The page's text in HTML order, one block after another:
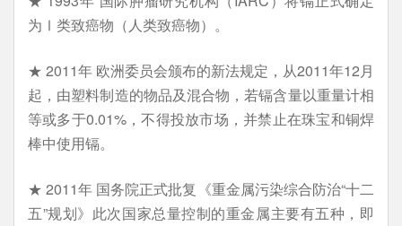
为Ⅰ类致癌物（人类致癌物）。
★ 2011年 欧洲委员会颁布的新法规定，从2011年12月
起，由塑料制造的物品及混合物，若镉含量以重量计相
等或多于0.01%，不得投放市场，并禁止在珠宝和铜焊
棒中使用镉。
★ 2011年 国务院正式批复《重金属污染综合防治“十二
五”规划》此次国家总量控制的重金属主要有五种，即